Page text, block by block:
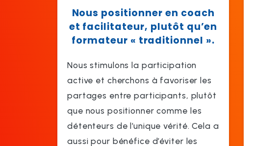
Nous positionner en coach
et facilitateur, plutôt qu’en
formateur « traditionnel ».
Nous stimulons la participation
active et cherchons à favoriser les
partages entre participants, plutôt
que nous positionner comme les
détenteurs de l’unique vérité. Cela a
aussi pour bénéfice d’éviter les